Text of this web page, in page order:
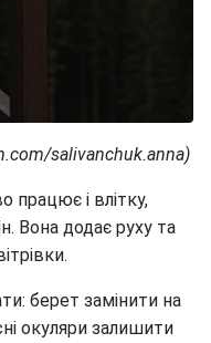
salivanchuk.anna)
працює і влітку,
Вона додає руху та
берет замінити на
окуляри залишити